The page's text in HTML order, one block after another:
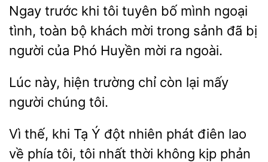
Ngay trước khi
tuyên bố mình ngoại
tình,
bộ khách mời trong sảnh đã bị
người của Phó Huyền mời ra
Lúc này, hiện
lại mấy
người chúng tôi.
Vì
khi Tạ Ý đột nhiên phát điên lao
về
tôi nhất thời không kịp phản